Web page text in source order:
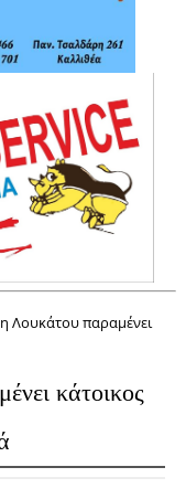
Λουκάτου παραμένει
κάτοικος